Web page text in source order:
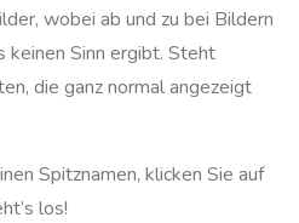
wobei ab und zu bei Bildern
keinen Sinn ergibt. Steht
die ganz normal angezeigt
Spitznamen, klicken Sie auf
los!